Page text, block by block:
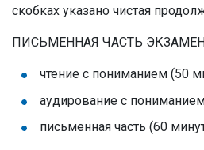
скобках указано чистая
ПИСЬМЕННАЯ ЧАСТЬ
чтение с пониманием (50
аудирование с
письменная часть (60